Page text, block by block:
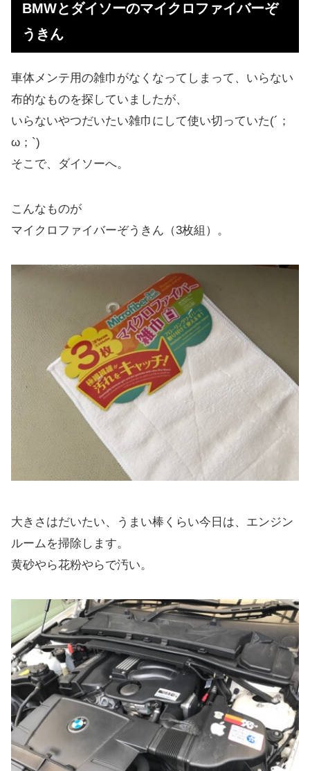
BMWとダイソーのマイクロファイバーぞ
うきん
車体メンテ用の雑巾がなくなってしまって、いらない
布的なものを探していましたが、
いらないやつだいたい雑巾にして使い切っていた(´；
ω；`)
そこで、ダイソーへ。
こんなものが
マイクロファイバーぞうきん（3枚組）。
大きさはだいたい、うまい棒くらい今日は、エンジン
ルームを掃除します。
黄砂やら花粉やらで汚い。